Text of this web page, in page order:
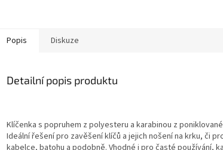
Popis Diskuze
Detailní popis produktu
Klíčenka s popruhem z polyesteru a karabinou z
Ideální řešení pro zavěšení klíčů a jejich nošení na krku, či
kabelce, batohu a podobně. Vhodné i pro časté používání,